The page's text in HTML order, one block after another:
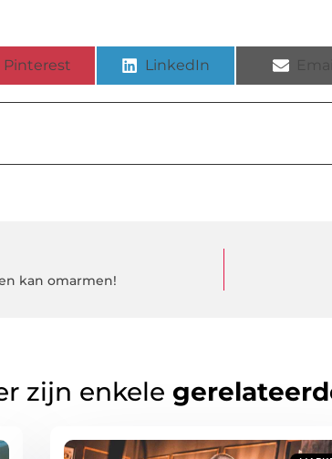
Pinterest LinkedIn
kan omarmen!
zijn enkele